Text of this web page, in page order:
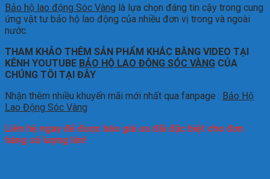
Bảo hộ lao động Sóc Vàng là lựa chọn đáng tin cậy trong cung
ứng vật tư bảo hộ lao động của nhiều đơn vị trong và ngoài
nước.
THAM KHẢO THÊM SẢN PHẨM KHÁC BẰNG VIDEO TẠI
KÊNH YOUTUBE BẢO HỘ LAO ĐỘNG SÓC VÀNG CỦA
CHÚNG TÔI TẠI ĐÂY
Nhận thêm nhiều khuyến mãi mới nhất qua fanpage : Bảo Hộ
Lao Động Sóc Vàng
Liên hệ ngay để được báo giá ưu đãi đặc biệt cho đơn
hàng số lượng lớn!